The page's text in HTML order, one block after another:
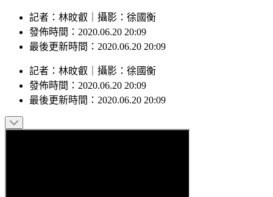
記者：林旼叡｜攝影：徐國衡
發佈時間：2020.06.20 20:09
記者：林旼叡｜攝影：徐國衡
發佈時間：2020.06.20 20:09